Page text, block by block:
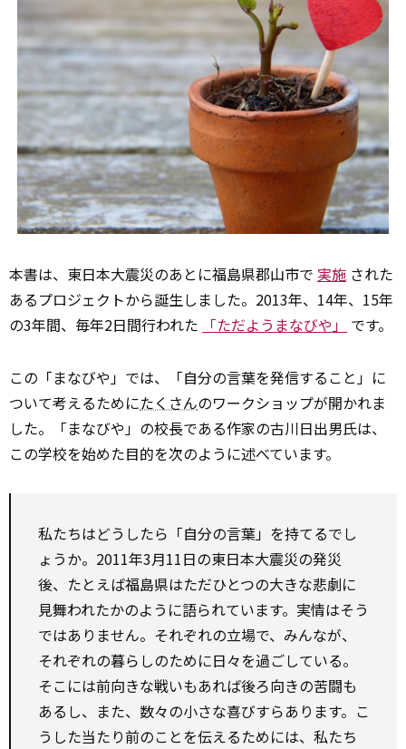
本書は、東日本大震災のあとに福島県郡山市で 実施 された
あるプロジェクトから誕生しました。2013年、14年、15年
の3年間、毎年2日間行われた
「ただようまなびや」 です。
この「まなびや」では、「自分の言葉を発信すること」に
ついて考えるためにたくさんのワークショップが開かれま
した。「まなびや」の校長である作家の古川日出男氏は、
この学校を始めた目的を次のように述べています。
私たちはどうしたら「自分の言葉」を持てるでし
ょうか。2011年3月11日の東日本大震災の発災
後、たとえば福島県はただひとつの大きな悲劇に
見舞われたかのように語られています。実情はそう
ではありません。それぞれの立場で、みんなが、
それぞれの暮らしのために日々を過ごしている。
そこには前向きな戦いもあれば後ろ向きの苦闘も
あるし、また、数々の小さな喜びすらあります。こ
うした当たり前のことを伝えるためには、私たち